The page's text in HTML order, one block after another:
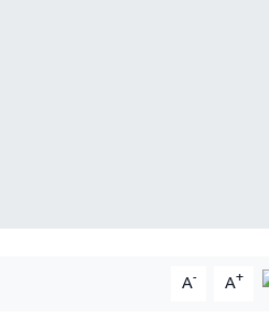
A- A+